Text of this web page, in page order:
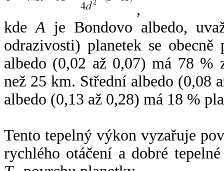
,
kdeA je Bondovo albedo,
odrazivosti) planetek se
albedo (0,02 až 0,07) má 78 %
než 25 km. Střední albedo (0,08
albedo (0,13 až 0,28) má 18 %
Tento tepelný výkon vyzařuje
rychlého otáčení a dobré